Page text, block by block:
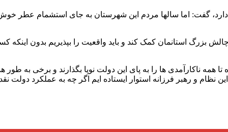
گفت: اما سالها مردم این شهرستان به جای استشمام عطر
بزرگ استانمان کمک کند و باید واقعیت را بپذیریم بدون اینکه
ناکارآمدی ها را به پای این دولت نوپا بگذارند و برخی به
نظام و رهبر فرزانه استوار ایستاده ایم اگر چه به عملکرد دولت